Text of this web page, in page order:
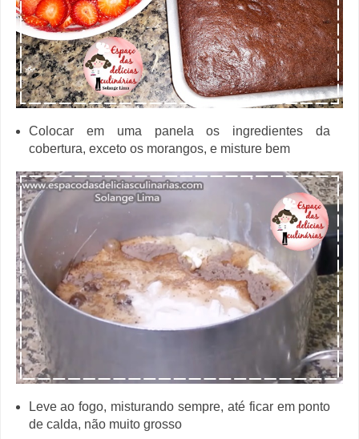
Colocar em uma panela os ingredientes da
cobertura, exceto os morangos, e misture bem
Leve ao fogo, misturando sempre, até ficar em ponto
de calda, não muito grosso